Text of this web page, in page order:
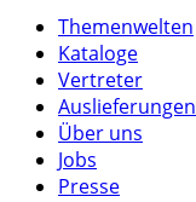
Themenwelten
Kataloge
Vertreter
Auslieferungen
Über uns
Jobs
Presse